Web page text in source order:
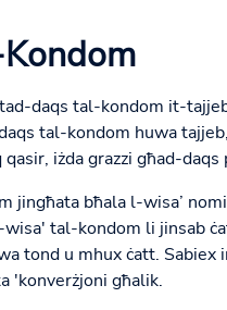
daqs tal-kondom it-
tal-kondom huwa
iżda grazzi għad-
jingħata bħala l-wisa’
tal-kondom li jinsab
tond u mhux ċatt. Sabiex
'konverżjoni għalik.